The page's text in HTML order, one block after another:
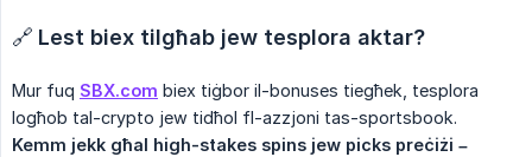
🔗 Lest biex tilgħab jew tesplora aktar?
Mur fuq SBX.com biex tiġbor il-bonuses tiegħek, tesplora
logħob tal-crypto jew tidħol fl-azzjoni tas-sportsbook.
Kemm jekk għal high-stakes spins jew picks preċiżi –